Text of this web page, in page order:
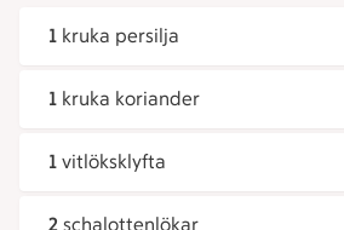
1 kruka persilja
1 kruka koriander
1 vitlöksklyfta
2 schalottenlökar